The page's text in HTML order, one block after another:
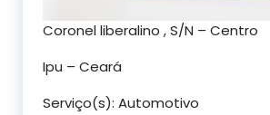
Coronel liberalino , S/N – Centro
Ipu – Ceará
Serviço(s): Automotivo